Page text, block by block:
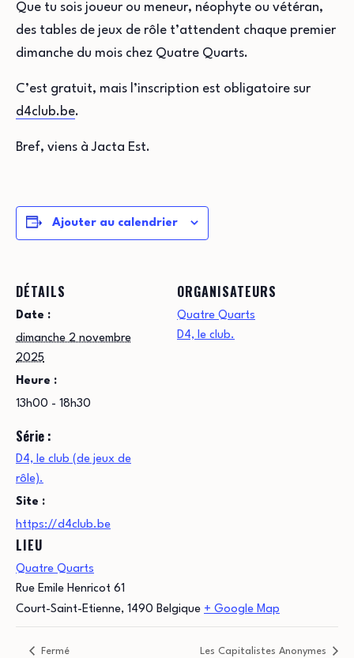
Que tu sois joueur ou meneur, néophyte ou vétéran,
des tables de jeux de rôle t’attendent chaque premier
dimanche du mois chez Quatre Quarts.
C’est gratuit, mais l’inscription est obligatoire sur
d4club.be⁩.
Bref, viens à Jacta Est.
Ajouter au calendrier
DÉTAILS
Date :
dimanche 2 novembre
2025
Heure :
13h00 - 18h30
Série :
D4, le club (de jeux de
rôle).
Site :
https://d4club.be
LIEU
Quatre Quarts
Rue Emile Henricot 61
Court-Saint-Etienne, 1490 Belgique + Google Map
ORGANISATEURS
Quatre Quarts
D4, le club.
Fermé Les Capitalistes Anonymes